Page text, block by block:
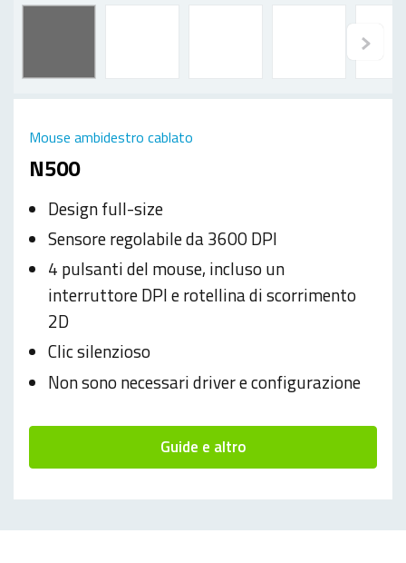
N500
Mouse ambidestro cablato
Design full-size
Sensore regolabile da 3600 DPI
4 pulsanti del mouse, incluso un
interruttore DPI e rotellina di scorrimento
2D
Clic silenzioso
Non sono necessari driver e configurazione
Guide e altro